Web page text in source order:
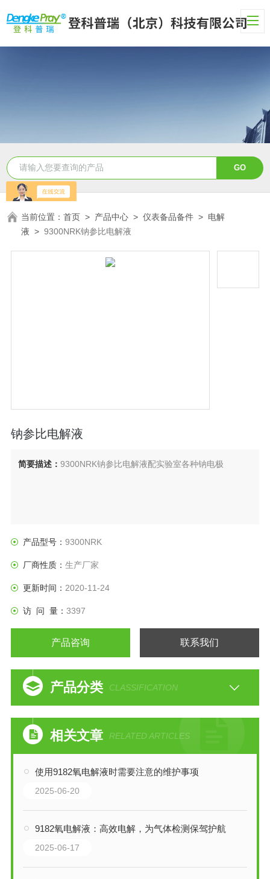
当前位置：首页 > 产品中心 >仪表备品备件 > 电解
液 >9300NRK钠参比电解液
钠参比电解液
简要描述： 9300NRK钠参比电解液配实验室各种钠电极
产品型号： 9300NRK
厂商性质： 生产厂家
更新时间： 2020-11-24
访 问 量： 3397
产品咨询 联系我们
产品分类 CLASSIFICATION
相关文章 RELATED ARTICLES
使用9182氧电解液时需要注意的维护事项
2025-06-20
9182氧电解液：高效电解，为气体检测保驾护航
2025-06-17